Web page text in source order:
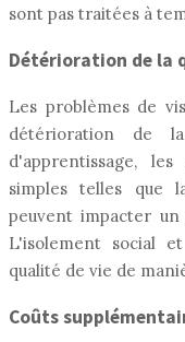
sont pas traitées à
Détérioration de la
Les problèmes de
détérioration de
d'apprentissage,
simples telles que
peuvent impacter
L'isolement social
qualité de vie de
Coûts